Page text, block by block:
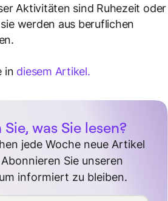
Aktivitäten sind Ruhezeit oder
werden aus beruflichen
in diesem Artikel.
was Sie lesen?
jede Woche neue Artikel
Sie unseren
informiert zu bleiben.